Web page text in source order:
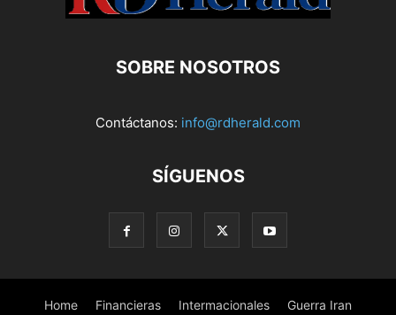
SOBRE NOSOTROS
Contáctanos: info@rdherald.com
SÍGUENOS
Home Financieras Intermacionales Guerra Iran